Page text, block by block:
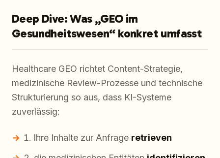
Deep Dive: Was „GEO im
Gesundheitswesen“ konkret umfasst
Healthcare GEO richtet Content-Strategie,
medizinische Review-Prozesse und technische
Strukturierung so aus, dass KI-Systeme
zuverlässig:
Ihre Inhalte zur Anfrage retrieven